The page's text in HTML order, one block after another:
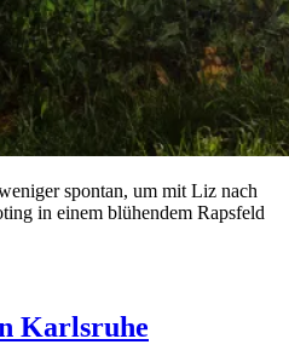
spontan, um mit Liz nach
in einem blühendem Rapsfeld
Karlsruhe